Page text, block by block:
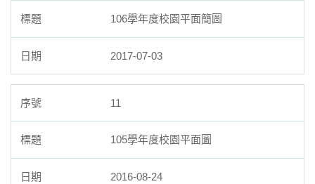
106學年度校園平面簡圖
2017-07-03
11
105學年度校園平面圖
2016-08-24